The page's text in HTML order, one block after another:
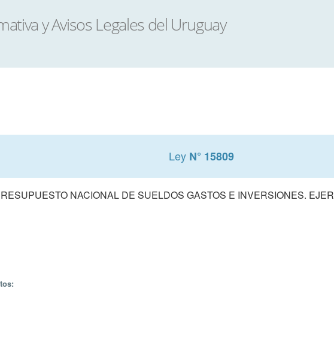
Ley N° 15809
NACIONAL DE SUELDOS GASTOS E INVERSIONES.